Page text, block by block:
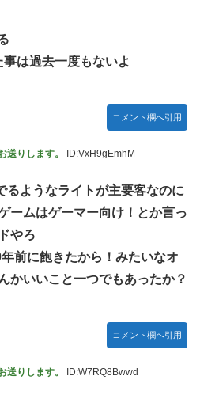
は過去一度もないよ
コメント欄へ引用
りします。 ID:VxH9gEmhM
るようなライトが主要客なのに
ームはゲーマー向け！とか言っ
やろ
前に飽きたから！みたいなオ
かいいこと一つでもあったか？
コメント欄へ引用
りします。 ID:W7RQ8Bwwd